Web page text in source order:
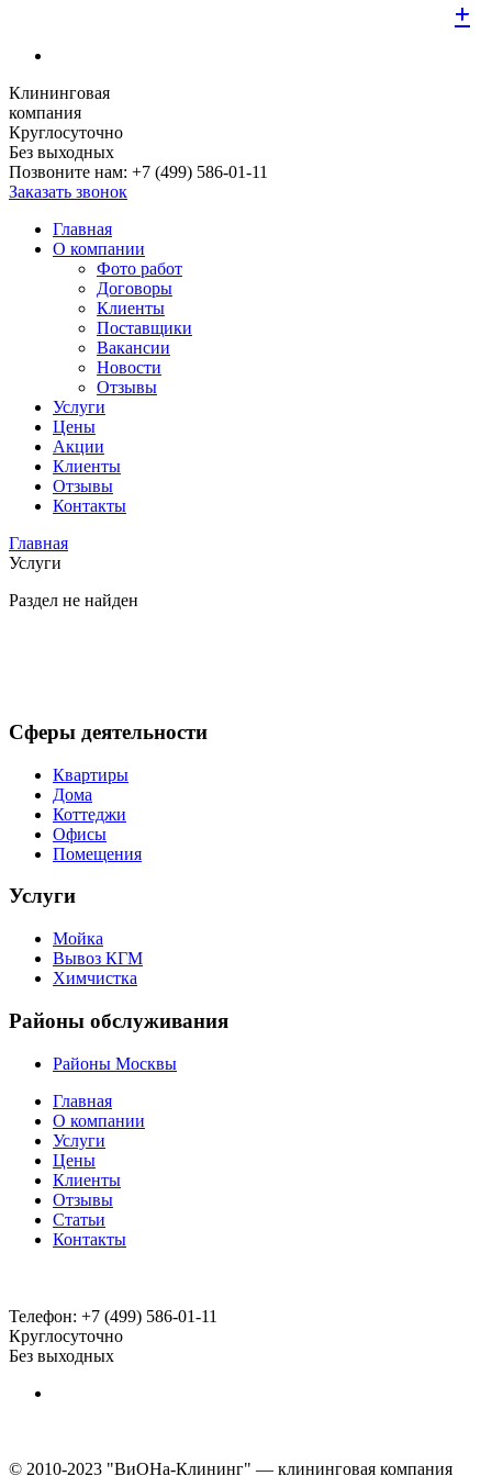
Клининговая
компания
Круглосуточно
Без выходных
Позвоните нам: +7 (499) 586-01-11
Заказать звонок
Главная
О компании
Фото работ
Договоры
Клиенты
Поставщики
Вакансии
Новости
Отзывы
Услуги
Цены
Акции
Клиенты
Отзывы
Контакты
Главная
Услуги
Раздел не найден
Сферы деятельности
Квартиры
+
Дома
+
Коттеджи
+
Офисы
+
Помещения
+
Услуги
Мойка
+
Вывоз КГМ
+
Химчистка
+
Районы обслуживания
Районы Москвы
+
Главная
О компании
Услуги
Цены
Клиенты
Отзывы
Статьи
Контакты
Телефон: +7 (499) 586-01-11
Круглосуточно
Без выходных
© 2010-2023 "ВиОНа-Клининг" — клининговая компания